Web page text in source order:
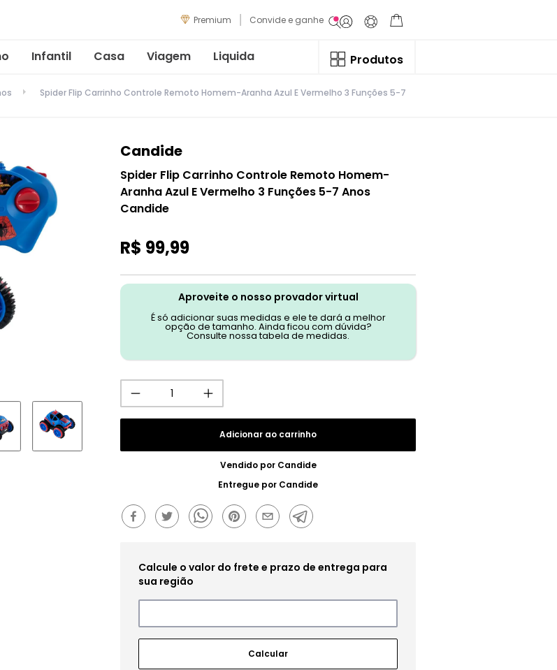
Premium Convide e ganhe
Infantil Casa Viagem Liquida Produtos
Spider Flip Carrinho Controle Remoto Homem-Aranha Azul E Vermelho 3 Funções 5-7
Candide
Spider Flip Carrinho Controle Remoto Homem-
Aranha Azul E Vermelho 3 Funções 5-7 Anos
Candide
R$ 99,99
Aproveite o nosso provador virtual
É só adicionar suas medidas e ele te dará a melhor
opção de tamanho. Ainda ficou com dúvida?
Consulte nossa tabela de medidas.
Adicionar ao carrinho
Vendido por Candide
Entregue por Candide